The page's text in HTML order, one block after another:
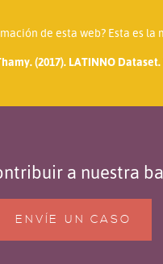
de esta web? Esta es la
(2017). LATINNO
a nuestra
ENVÍE UN CASO